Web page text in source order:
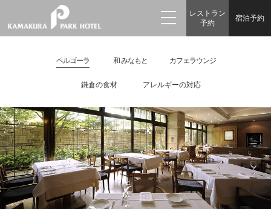
レストラン
予約
宿泊予約
ペルゴーラ 和 みなもと カフェラウンジ
鎌倉の食材 アレルギーの対応